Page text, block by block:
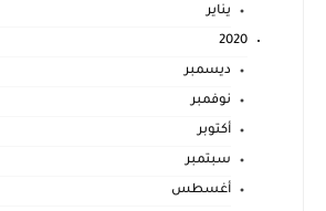
يناير
2020
ديسمبر
نوفمبر
أكتوبر
سبتمبر
أغسطس